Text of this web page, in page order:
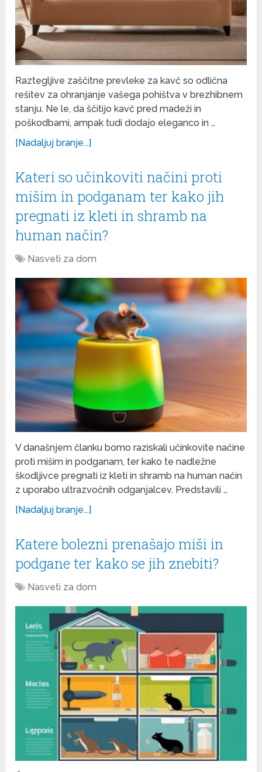
Raztegljive zaščitne prevleke za kavč so odlična
rešitev za ohranjanje vašega pohištva v brezhibnem
stanju. Ne le, da ščitijo kavč pred madeži in
poškodbami, ampak tudi dodajo eleganco in …
[Nadaljuj branje...]
Kateri so učinkoviti načini proti
mišim in podganam ter kako jih
pregnati iz kleti in shramb na
human način?
Nasveti za dom
V današnjem članku bomo raziskali učinkovite načine
proti mišim in podganam, ter kako te nadležne
škodljivce pregnati iz kleti in shramb na human način
z uporabo ultrazvočnih odganjalcev. Predstavili …
[Nadaljuj branje...]
Katere bolezni prenašajo miši in
podgane ter kako se jih znebiti?
Nasveti za dom